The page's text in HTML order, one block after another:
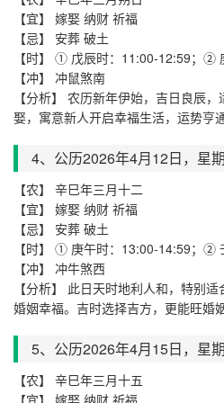
【宜】 嫁娶 纳财 祈福
【忌】 安葬 破土
【时】 ① 戊辰时：11:00-12:59；②
【冲】 冲鼠煞南
【分析】 农历新年伊始，吉日良辰
娶，寓意新人开启幸福生活，运势亨通
4、公历2026年4月12日，星期
【农】 辛巳年三月十二
【宜】 嫁娶 纳财 祈福
【忌】 安葬 破土
【时】 ① 庚午时：13:00-14:59；②
【冲】 冲牛煞西
【分析】 此日天时地利人和，特别
婚姻幸福。吉时选择吉方，更能旺婚
5、公历2026年4月15日，星期
【农】 辛巳年三月十五
【宜】 嫁娶 纳财 祈福